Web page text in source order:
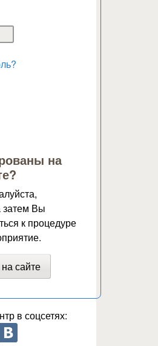
на
затем Вы
к процедуре
сайте
в соцсетях: